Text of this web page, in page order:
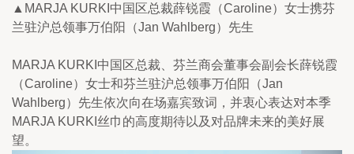
▲MARJA KURKI中国区总裁薛锐霞（Caroline）女士携芬
兰驻沪总领事万伯阳（Jan Wahlberg）先生
MARJA KURKI中国区总裁、芬兰商会董事会副会长薛锐霞
（Caroline）女士和芬兰驻沪总领事万伯阳（Jan
Wahlberg）先生依次向在场嘉宾致词，并衷心表达对本季
MARJA KURKI丝巾的高度期待以及对品牌未来的美好展
望。